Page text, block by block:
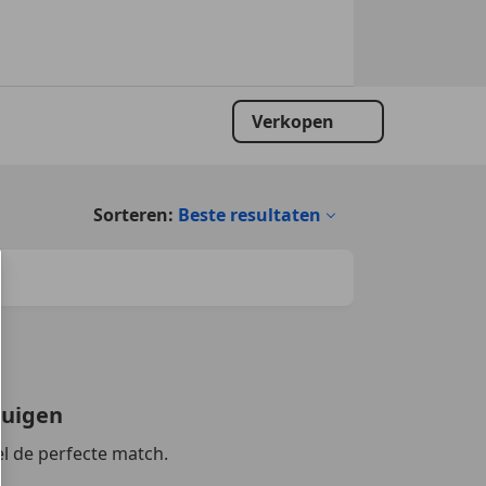
Verkopen
Sorteren: Beste resultaten
de perfecte match.